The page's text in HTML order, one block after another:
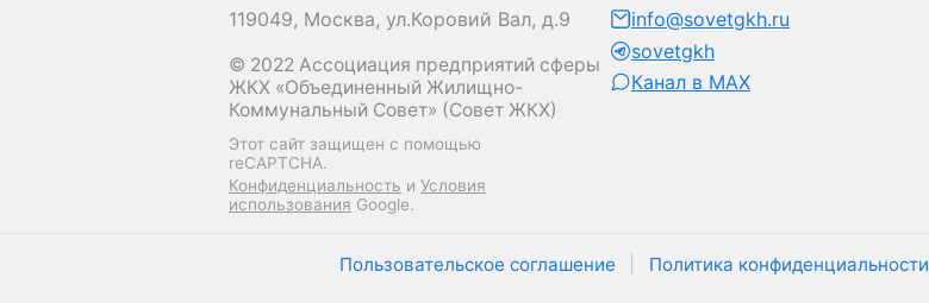
119049, Москва, ул.Коровий Вал, д.9
© 2022 Ассоциация предприятий сферы
ЖКХ «Объединенный Жилищно-
Коммунальный Совет» (Совет ЖКХ)
Этот сайт защищен с помощью
reCAPTCHA.
Конфиденциальность и Условия
использования Google.
info@sovetgkh.ru
sovetgkh
Канал в MAX
Пользовательское соглашение Политика конфиденциальности